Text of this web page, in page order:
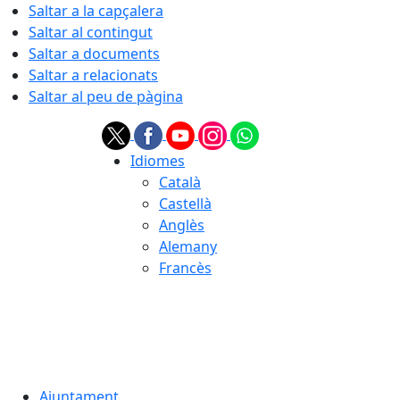
Saltar a la capçalera
Saltar al contingut
Saltar a documents
Saltar a relacionats
Saltar al peu de pàgina
Idiomes
Català
Castellà
Anglès
Alemany
Francès